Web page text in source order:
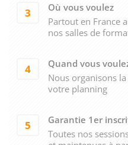
3
Où vous voulez
Partout en France
nos salles de
4
Quand vous
Nous organisons
votre planning
5
Garantie 1er
Toutes nos